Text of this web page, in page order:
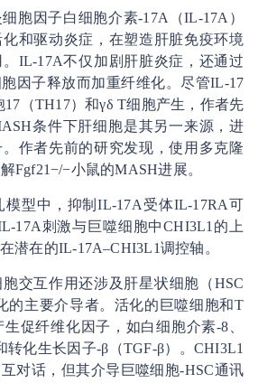
胞因子白细胞介素-17A（IL-17A）
和驱动炎症，在塑造肝脏免疫环境
IL-17A不仅加剧肝脏炎症，还通过
因子释放而加重纤维化。尽管IL-17
（TH17）和γδ T细胞产生，作者先
条件下肝细胞是其另一来源，进
作者先前的研究发现，使用多克隆
Fgf21−/−小鼠的MASH进展。
型中，抑制IL-17A受体IL-17RA可
17A刺激与巨噬细胞中CHI3L1的上
潜在的IL-17A–CHI3L1调控轴。
交互作用还涉及肝星状细胞（HSC
的主要介导者。活化的巨噬细胞和T
促纤维化因子，如白细胞介素-8、
转化生长因子-β（TGF-β）。CHI3L1
对话，但其介导巨噬细胞-HSC通讯